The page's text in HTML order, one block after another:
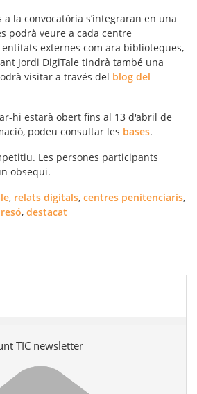
la convocatòria s’integraran en una
podrà veure a cada centre
externes com ara biblioteques,
Jordi DigiTale tindrà també una
visitar a través del blog del
hi estarà obert fins al 13 d'abril de
podeu consultar les bases.
Les persones participants
obsequi.
, relats digitals, centres penitenciaris,
, destacat
TIC newsletter